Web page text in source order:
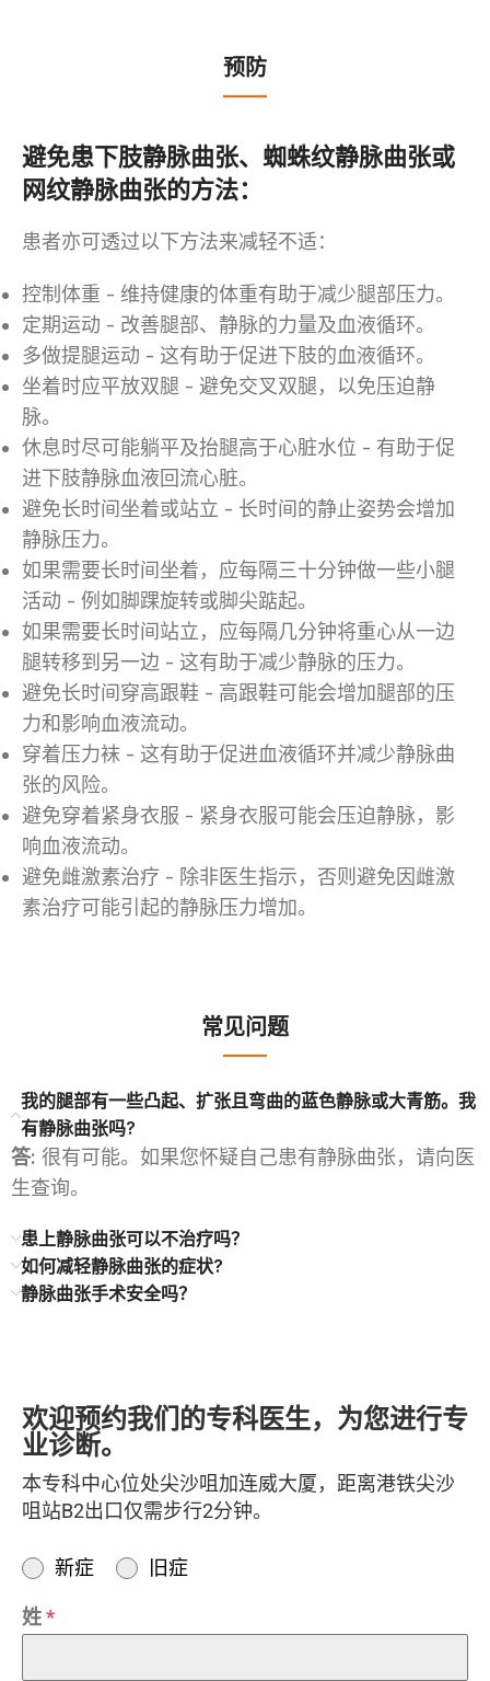
预防
避免患下肢静脉曲张、蜘蛛纹静脉曲张或
网纹静脉曲张的方法：
患者亦可透过以下方法来减轻不适：
控制体重 - 维持健康的体重有助于减少腿部压力。
定期运动 - 改善腿部、静脉的力量及血液循环。
多做提腿运动 - 这有助于促进下肢的血液循环。
坐着时应平放双腿 - 避免交叉双腿，以免压迫静
脉。
休息时尽可能躺平及抬腿高于心脏水位 - 有助于促
进下肢静脉血液回流心脏。
避免长时间坐着或站立 - 长时间的静止姿势会增加
静脉压力。
如果需要长时间坐着，应每隔三十分钟做一些小腿
活动 - 例如脚踝旋转或脚尖踮起。
如果需要长时间站立，应每隔几分钟将重心从一边
腿转移到另一边 - 这有助于减少静脉的压力。
避免长时间穿高跟鞋 - 高跟鞋可能会增加腿部的压
力和影响血液流动。
穿着压力袜 - 这有助于促进血液循环并减少静脉曲
张的风险。
避免穿着紧身衣服 - 紧身衣服可能会压迫静脉，影
响血液流动。
避免雌激素治疗 - 除非医生指示，否则避免因雌激
素治疗可能引起的静脉压力增加。
常见问题
我的腿部有一些凸起、扩张且弯曲的蓝色静脉或大青筋。我
有静脉曲张吗?
答: 很有可能。如果您怀疑自己患有静脉曲张，请向医
生查询。
患上静脉曲张可以不治疗吗？
如何减轻静脉曲张的症状?
静脉曲张手术安全吗？
欢迎预约我们的专科医生，为您进行专
业诊断。
本专科中心位处尖沙咀加连威大厦，距离港铁尖沙
咀站B2出口仅需步行2分钟。
新症 旧症
姓*